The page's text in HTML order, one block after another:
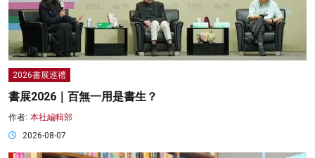
2026書展巡禮
書展2026｜百無一用是書生？
作者: 本社編輯部
2026-08-07